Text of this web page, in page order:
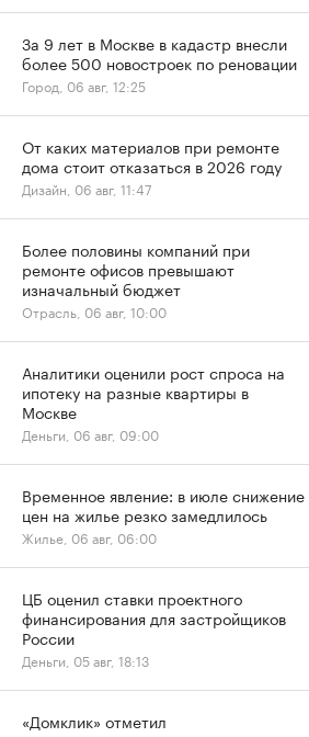
За 9 лет в Москве в кадастр внесли
более 500 новостроек по реновации
Город, 06 авг, 12:25
От каких материалов при ремонте
дома стоит отказаться в 2026 году
Дизайн, 06 авг, 11:47
Более половины компаний при
ремонте офисов превышают
изначальный бюджет
Отрасль, 06 авг, 10:00
Аналитики оценили рост спроса на
ипотеку на разные квартиры в
Москве
Деньги, 06 авг, 09:00
Временное явление: в июле снижение
цен на жилье резко замедлилось
Жилье, 06 авг, 06:00
ЦБ оценил ставки проектного
финансирования для застройщиков
России
Деньги, 05 авг, 18:13
«Домклик» отметил